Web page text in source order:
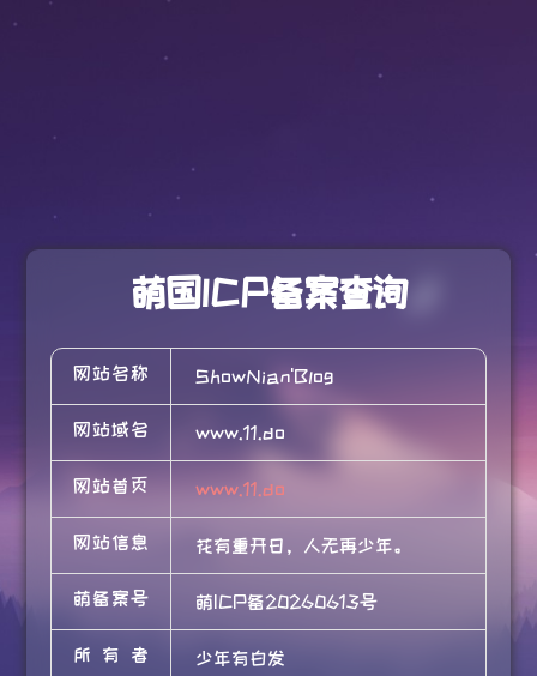
萌国ICP备案查询
网站名称 ShowNian'Blog
网站域名 www.11.do
网站首页 www.11.do
网站信息 花有重开日，人无再少年。
萌备案号 萌ICP备20260613号
所有者 少年有白发